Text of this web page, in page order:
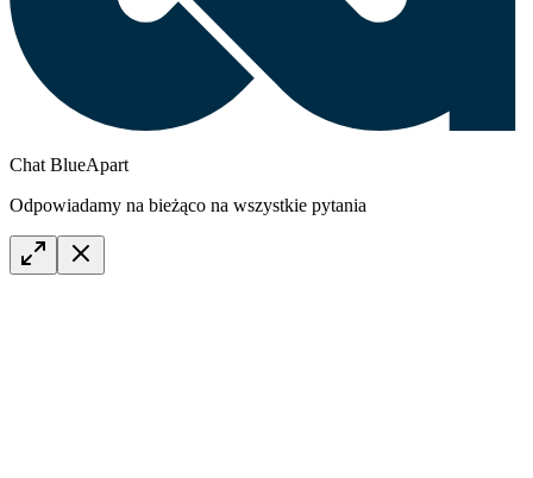
Chat BlueApart
Odpowiadamy na bieżąco na wszystkie pytania